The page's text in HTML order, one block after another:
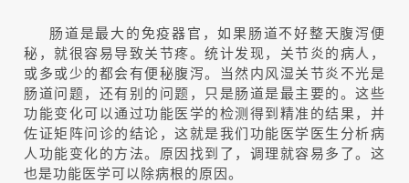
肠道是最大的免疫器官，如果肠道不好整天腹泻便
秘，就很容易导致关节疼。统计发现，关节炎的病人，
或多或少的都会有便秘腹泻。当然内风湿关节炎不光是
肠道问题，还有别的问题，只是肠道是最主要的。这些
功能变化可以通过功能医学的检测得到精准的结果，并
佐证矩阵问诊的结论，这就是我们功能医学医生分析病
人功能变化的方法。原因找到了，调理就容易多了。这
也是功能医学可以除病根的原因。